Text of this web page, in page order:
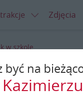
Zdjęcia
w szkole
w
być na